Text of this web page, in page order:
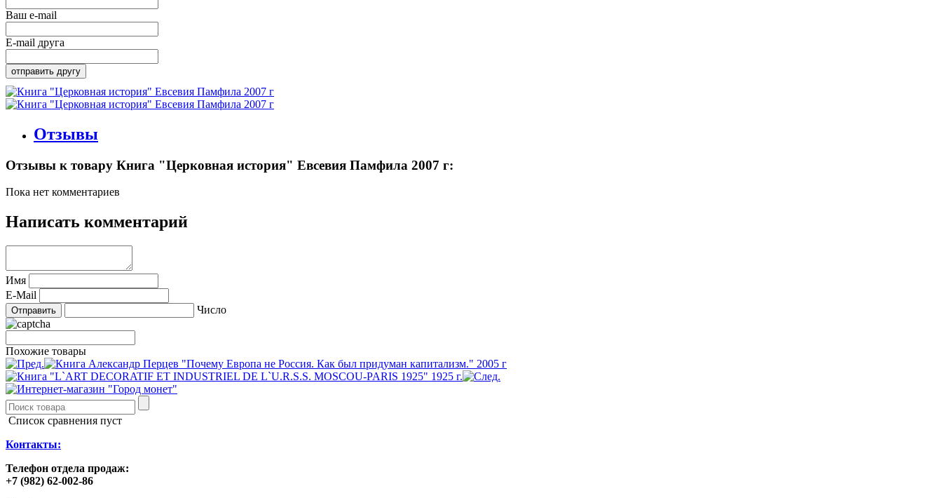
Ваш e-mail
E-mail друга
Отзывы
Отзывы к товару Книга "Церковная история" Евсевия Памфила 2007 г:
Пока нет комментариев
Написать комментарий
Имя
E-Mail
Число
Похожие товары
Список сравнения пуст
Контакты:
Телефон отдела продаж:
+7 (982) 62-002-86